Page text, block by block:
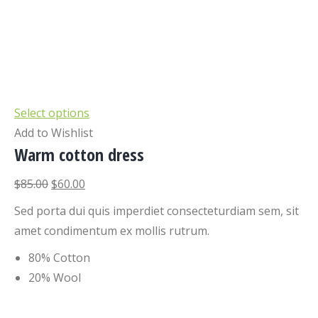
Select options
Add to Wishlist
Warm cotton dress
$85.00$60.00
Sed porta dui quis imperdiet consecteturdiam sem, sit
amet condimentum ex mollis rutrum.
80% Cotton
20% Wool